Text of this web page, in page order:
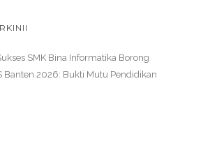
SMK Bina Informatika Borong
Banten 2026: Bukti Mutu Pendidikan